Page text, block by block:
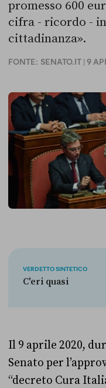
promesso 600
cifra - ricordo -
cittadinanza».
FONTE: SENATO.IT | 9
VERDETTO SINTETICO
C'eri quasi
Il 9 aprile 2020,
Senato per
“decreto Cura